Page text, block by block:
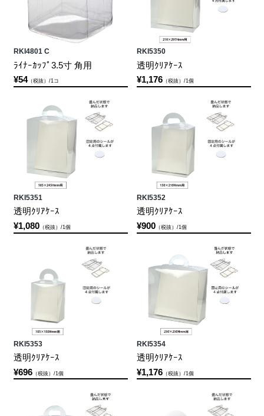
RKI4801 C
ﾗｲﾅｰｶｯﾌﾟ3.5寸 角用
¥54（税抜）/1コ
RKI5350
透明ｸﾘｱｹｰｽ
¥1,176（税抜）/1個
RKI5351
透明ｸﾘｱｹｰｽ
¥1,080（税抜）/1個
RKI5352
透明ｸﾘｱｹｰｽ
¥900（税抜）/1個
RKI5353
透明ｸﾘｱｹｰｽ
¥696（税抜）/1個
RKI5354
透明ｸﾘｱｹｰｽ
¥1,176（税抜）/1個